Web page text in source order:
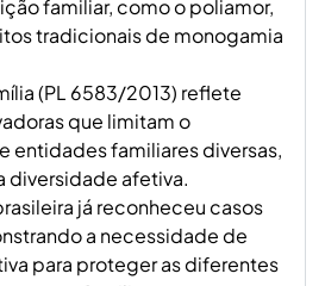
familiar, como o poliamor,
tradicionais de monogamia
(PL 6583/2013) reflete
que limitam o
entidades familiares diversas,
diversidade afetiva.
já reconheceu casos
a necessidade de
para proteger as diferentes